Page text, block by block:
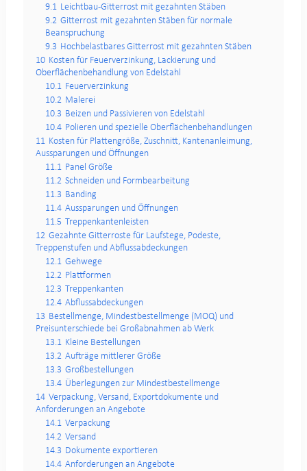
9.1 Leichtbau-Gitterrost mit gezahnten Stäben
9.2 Gitterrost mit gezahnten Stäben für normale
Beanspruchung
9.3 Hochbelastbares Gitterrost mit gezahnten Stäben
10 Kosten für Feuerverzinkung, Lackierung und
Oberflächenbehandlung von Edelstahl
10.1 Feuerverzinkung
10.2 Malerei
10.3 Beizen und Passivieren von Edelstahl
10.4 Polieren und spezielle Oberflächenbehandlungen
11 Kosten für Plattengröße, Zuschnitt, Kantenanleimung,
Aussparungen und Öffnungen
11.1 Panel Größe
11.2 Schneiden und Formbearbeitung
11.3 Banding
11.4 Aussparungen und Öffnungen
11.5 Treppenkantenleisten
12 Gezahnte Gitterroste für Laufstege, Podeste,
Treppenstufen und Abflussabdeckungen
12.1 Gehwege
12.2 Plattformen
12.3 Treppenkanten
12.4 Abflussabdeckungen
13 Bestellmenge, Mindestbestellmenge (MOQ) und
Preisunterschiede bei Großabnahmen ab Werk
13.1 Kleine Bestellungen
13.2 Aufträge mittlerer Größe
13.3 Großbestellungen
13.4 Überlegungen zur Mindestbestellmenge
14 Verpackung, Versand, Exportdokumente und
Anforderungen an Angebote
14.1 Verpackung
14.2 Versand
14.3 Dokumente exportieren
14.4 Anforderungen an Angebote